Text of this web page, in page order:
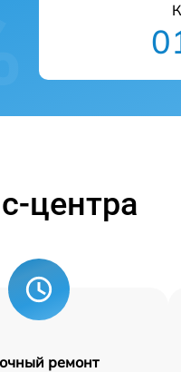
центра
ремонт